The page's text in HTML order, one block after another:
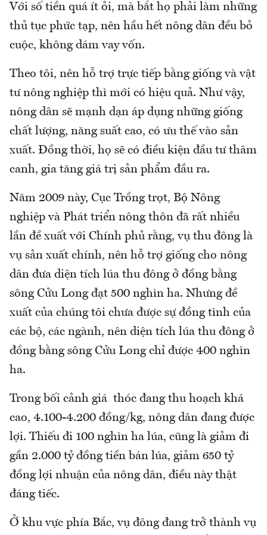
Với số tiền quá ít ỏi, mà bắt họ phải làm những
thủ tục phức tạp, nên hầu hết nông dân đều bỏ
cuộc, không dám vay vốn.
Theo tôi, nên hỗ trợ trực tiếp bằng giống và vật
tư nông nghiệp thì mới có hiệu quả. Như vậy,
nông dân sẽ mạnh dạn áp dụng những giống
chất lượng, năng suất cao, có ưu thế vào sản
xuất. Đồng thời, họ sẽ có điều kiện đầu tư thâm
canh, gia tăng giá trị sản phẩm đầu ra.
Năm 2009 này, Cục Trồng trọt, Bộ Nông
nghiệp và Phát triển nông thôn đã rất nhiều
lần đề xuất với Chính phủ rằng, vụ thu đông là
vụ sản xuất chính, nên hỗ trợ giống cho nông
dân đưa diện tích lúa thu đông ở đồng bằng
sông Cửu Long đạt 500 nghìn ha. Nhưng đề
xuất của chúng tôi chưa được sự đồng tình của
các bộ, các ngành, nên diện tích lúa thu đông ở
đồng bằng sông Cửu Long chỉ được 400 nghìn
ha.
Trong bối cảnh giá thóc đang thu hoạch khá
cao, 4.100-4.200 đồng/kg, nông dân đang được
lợi. Thiếu đi 100 nghìn ha lúa, cũng là giảm đi
gần 2.000 tỷ đồng tiền bán lúa, giảm 650 tỷ
đồng lợi nhuận của nông dân, điều này thật
đáng tiếc.
Ở khu vực phía Bắc, vụ đông đang trở thành vụ